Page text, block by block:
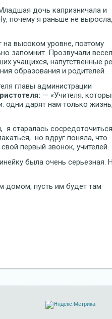
дочь капризничала и
почему я раньше не выросла,
высоком уровне, поэтому
запомнит. Прозвучали
учащихся, напутственные
образования и родителей.
главы администрации
— «Учителя,
одни дарят нам только
я старалась сосредоточиться
но вдруг поняла, что
первый звонок, учителей.
была очень серьезная.
домом, пусть им будет там